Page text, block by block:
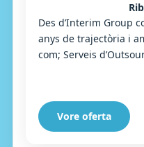
Des d’Interim Group
anys de trajectòria i
com; Serveis
Vore oferta